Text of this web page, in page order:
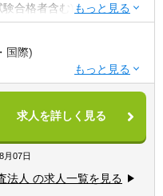
合格者含む)
しくは経理・財務等の経験
極的に考慮いたします。
について】
ご年齢等で明確な条件は設
的な監査スキルや
チャレンジ可能です。
国際)
駐在職員を増強していく方
アジア地域を中心に）
年程度は国内拠点にてご経
きますが、近い将来、海外
求人を詳しく見る
月07日
法人 の求人一覧を見る